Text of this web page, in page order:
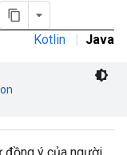
Kotlin | Java